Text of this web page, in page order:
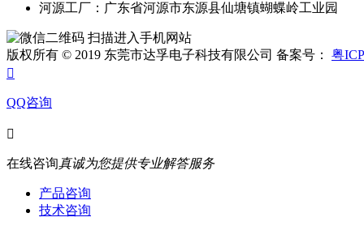
河源工厂：广东省河源市东源县仙塘镇蝴蝶岭工业园
扫描进入手机网站
版权所有 © 2019 东莞市达孚电子科技有限公司 备案号： 粤

QQ咨询

在线咨询真诚为您提供专业解答服务
产品咨询
技术咨询